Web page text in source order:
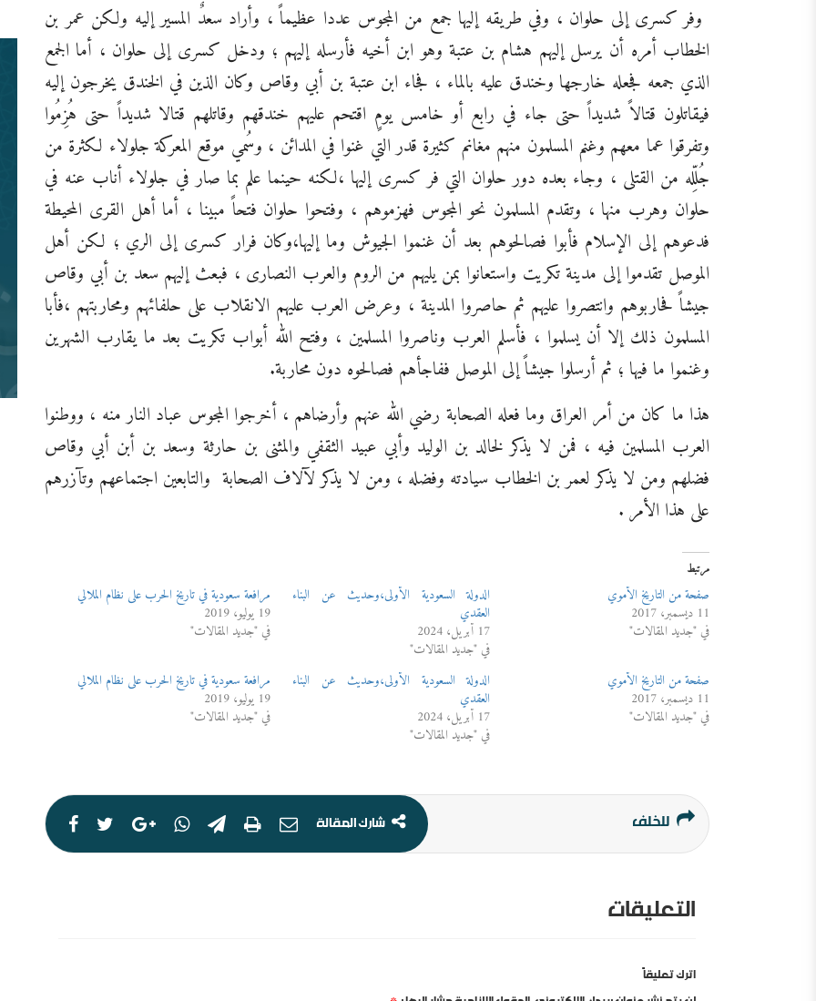
وفر كسرى إلى حلوان ، وفي طريقه إليها جمع من المجوس عددا عظيماً ، وأراد سعدٌ المسير إليه ولكن عمر بن
الخطاب أمره أن يرسل إليهم هشام بن عتبة وهو ابن أخيه فأرسله إليهم ؛ ودخل كسرى إلى حلوان ، أما الجمع
الذي جمعه فجعله خارجها وخندق عليه بالماء ، فجاء ابن عتبة بن أبي وقاص وكان الذين في الخندق يخرجون إليه
فيقاتلون قتالاً شديداً حتى جاء في رابع أو خامس يومٍ اقتحم عليهم خندقهم وقاتلهم قتالا شديداً حتى هُزِمُوا
وتفرقوا عما معهم وغنم المسلمون منهم مغانم كثيرة قدر التي غنوا في المدائن ، وسُمي موقع المعركة جلولاء لكثرة من
جُلِّله من القتلى ، وجاء بعده دور حلوان التي فر كسرى إليها ،لكنه حينما علم بما صار في جلولاء أناب عنه في
حلوان وهرب منها ، وتقدم المسلمون نحو المجوس فهزموهم ، وفتحوا حلوان فتحاً مبينا ، أما أهل القرى المحيطة
فدعوهم إلى الإسلام فأبوا فصالحوهم بعد أن غنموا الجيوش وما إليها،وكان فرار كسرى إلى الري ؛ لكن أهل
الموصل تقدموا إلى مدينة تكريت واستعانوا بمن يليهم من الروم والعرب النصارى ، فبعث إليهم سعد بن أبي وقاص
جيشاً فحاربوهم وانتصروا عليهم ثم حاصروا المدينة ، وعرض العرب عليهم الانقلاب على حلفائهم ومحاربتهم ،فأبا
المسلمون ذلك إلا أن يسلموا ، فأسلم العرب وناصروا المسلمين ، وفتح الله أبواب تكريت بعد ما يقارب الشهرين
وغنموا ما فيها ؛ ثم أرسلوا جيشاً إلى الموصل ففاجأهم فصالحوه دون محاربة.
هذا ما كان من أمر العراق وما فعله الصحابة رضي الله عنهم وأرضاهم ، أخرجوا المجوس عباد النار منه ، ووطنوا
العرب المسلمين فيه ، فمن لا يذكر لخالد بن الوليد وأبي عبيد الثقفي والمثنى بن حارثة وسعد بن أبن أبي وقاص
فضلهم ومن لا يذكر لعمر بن الخطاب سيادته وفضله ، ومن لا يذكر لآلاف الصحابة والتابعين اجتماعهم وتآزرهم
على هذا الأمر .
مرتبط
صفحة من التاريخ الأموي
11 ديسمبر، 2017
في "جديد المقالات"
الدولة السعودية الأولى،وحديث عن البناء
العقدي
17 أبريل، 2024
في "جديد المقالات"
مرافعة سعودية في تاريخ الحرب على نظام الملالي
19 يوليو، 2019
في "جديد المقالات"
صفحة من التاريخ الأموي
11 ديسمبر، 2017
في "جديد المقالات"
الدولة السعودية الأولى،وحديث عن البناء
العقدي
17 أبريل، 2024
في "جديد المقالات"
مرافعة سعودية في تاريخ الحرب على نظام الملالي
19 يوليو، 2019
في "جديد المقالات"
للخلف شارك المقالة
التعليقات
اترك تعليقاً